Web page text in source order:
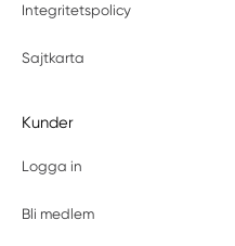
Integritetspolicy
Sajtkarta
Kunder
Logga in
Bli medlem